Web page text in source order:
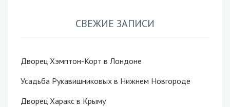
СВЕЖИЕ ЗАПИСИ
Дворец Хэмптон-Корт в Лондоне
Усадьба Рукавишниковых в Нижнем Новгороде
Дворец Харакс в Крыму